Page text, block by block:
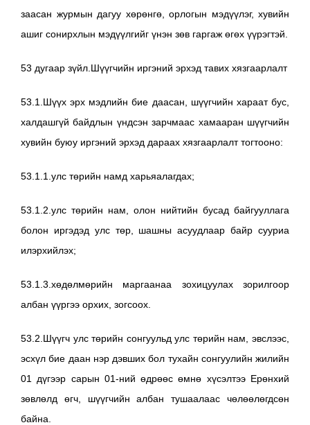
заасан журмын дагуу хөрөнгө, орлогын мэдүүлэг, хувийн
ашиг сонирхлын мэдүүлгийг үнэн зөв гаргаж өгөх үүрэгтэй.
53 дугаар зүйл.Шүүгчийн иргэний эрхэд тавих хязгаарлалт
53.1.Шүүх эрх мэдлийн бие даасан, шүүгчийн хараат бус,
халдашгүй байдлын үндсэн зарчмаас хамааран шүүгчийн
хувийн буюу иргэний эрхэд дараах хязгаарлалт тогтооно:
53.1.1.улс төрийн намд харьяалагдах;
53.1.2.улс төрийн нам, олон нийтийн бусад байгууллага
болон иргэдэд улс төр, шашны асуудлаар байр сууриа
илэрхийлэх;
53.1.3.хөдөлмөрийн маргаанаа зохицуулах зорилгоор
албан үүргээ орхих, зогсоох.
53.2.Шүүгч улс төрийн сонгуульд улс төрийн нам, эвслээс,
эсхүл бие даан нэр дэвших бол тухайн сонгуулийн жилийн
01 дүгээр сарын 01-ний өдрөөс өмнө хүсэлтээ Ерөнхий
зөвлөлд өгч, шүүгчийн албан тушаалаас чөлөөлөгдсөн
байна.